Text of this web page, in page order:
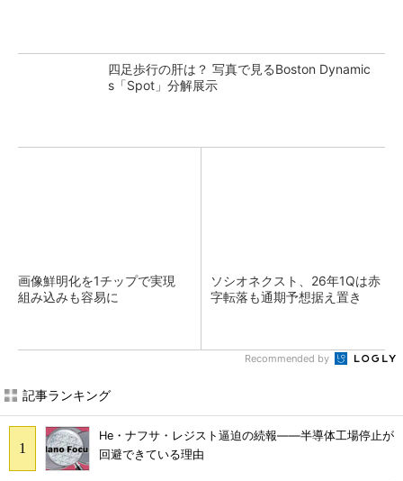
四足歩行の肝は？ 写真で見るBoston Dynamic
s「Spot」分解展示
画像鮮明化を1チップで実現
組み込みも容易に
ソシオネクスト、26年1Qは赤
字転落も通期予想据え置き
Recommended by
記事ランキング
He・ナフサ・レジスト逼迫の続報――半導体工場停止が
回避できている理由